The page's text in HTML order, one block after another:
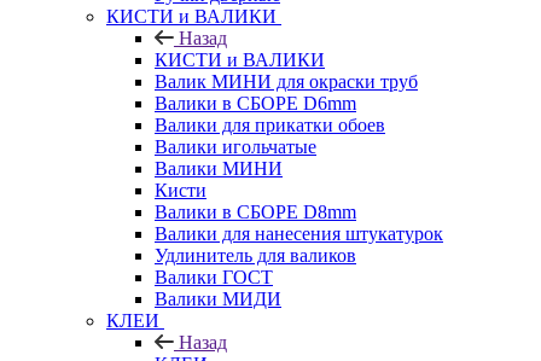
КИСТИ и ВАЛИКИ
Назад
КИСТИ и ВАЛИКИ
Валик МИНИ для окраски труб
Валики в СБОРЕ D6mm
Валики для прикатки обоев
Валики игольчатые
Валики МИНИ
Кисти
Валики в СБОРЕ D8mm
Валики для нанесения штукатурок
Удлинитель для валиков
Валики ГОСТ
Валики МИДИ
КЛЕИ
Назад